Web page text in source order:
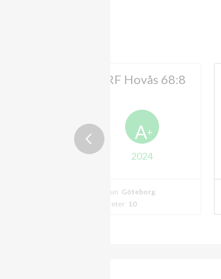
BRF Hovås 68:8
A+
2024
Kommun Göteborg
Lägenheter 10